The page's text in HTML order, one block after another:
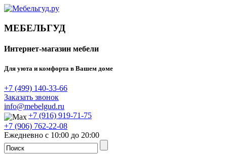
МЕБЕЛЬГУД
Интернет-магазин мебели
Для уюта и комфорта в Вашем доме
+7 (499) 140-33-66
Заказать звонок
info@mebelgud.ru
+7 (916) 919-71-75
+7 (906) 762-22-08
Ежедневно с 10:00 до 20:00